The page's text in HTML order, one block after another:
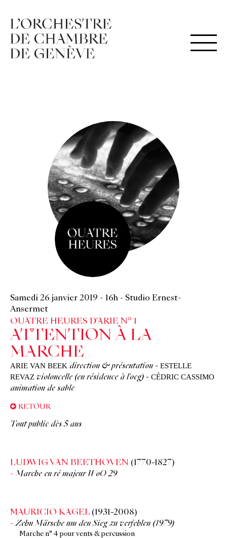
Samedi 26 janvier 2019 - 16h - Studio Ernest-
Ansermet
QUATRE HEURES D'ARIE N° 1
ATTENTION À LA
MARCHE
ARIE VAN BEEK direction & présentation - ESTELLE
REVAZ violoncelle (en résidence à l'ocg) - CÉDRIC CASSIMO
animation de sable
RETOUR
Tout public dès 5 ans
LUDWIG VAN BEETHOVEN (1770-1827)
Marche en ré majeur WoO 29
MAURICIO KAGEL (1931-2008)
Zehn Märsche um den Sieg zu verfehlen (1979)
Marche n° 4 pour vents & percussion